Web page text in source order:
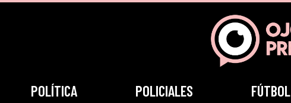
POLÍTICA POLICIALES FÚTBOL